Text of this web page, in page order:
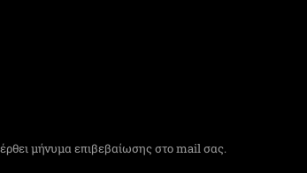
μήνυμα επιβεβαίωσης στο mail σας.